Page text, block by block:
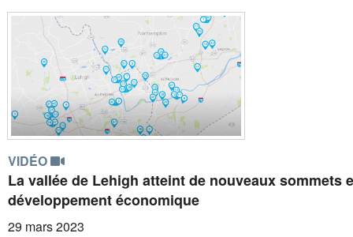
VIDÉO
La vallée de Lehigh atteint de nouveaux sommets
développement économique
29 mars 2023